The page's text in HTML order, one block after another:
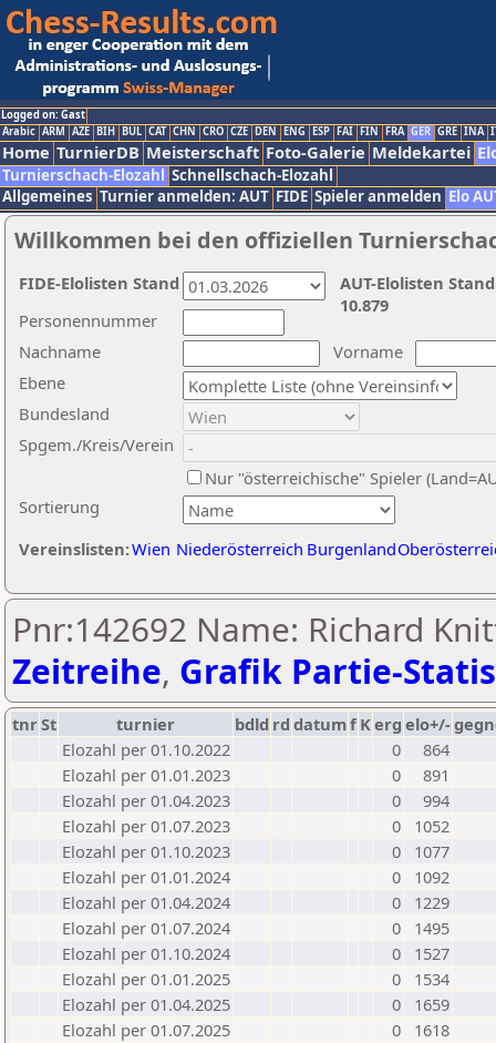
Logged on: Gast
Arabic ARM AZE BIH BUL CAT CHN CRO CZE DEN ENG ESP FAI FIN FRA GER GRE INA
Home TurnierDB Meisterschaft Foto-Galerie Meldekartei
Turnierschach-Elozahl Schnellschach-Elozahl
Allgemeines Turnier anmelden: AUT FIDE Spieler anmelden Elo
Willkommen bei den offiziellen
Nachname
Vorname
Ebene
Sortierung
Personennummer
Bundesland
Spgem./Kreis/Verein
Nur "österreichische" Spieler
Vereinslisten:Wien Niederösterreich Burgenland
AUT-Elolisten
10.879
FIDE-Elolisten Stand
Pnr:142692 Name: Richard
Zeitreihe, Grafik Partie-
tnrSt turnier bdld rd datumf Kerg elo+/-
Elozahl per 01.10.2022
0
864
Elozahl per 01.01.2023
0
891
Elozahl per 01.04.2023
0
994
Elozahl per 01.07.2023
0
1052
Elozahl per 01.10.2023
0
1077
Elozahl per 01.01.2024
0
1092
Elozahl per 01.04.2024
0
1229
Elozahl per 01.07.2024
0
1495
Elozahl per 01.10.2024
0
1527
Elozahl per 01.01.2025
0
1534
Elozahl per 01.04.2025
0
1659
Elozahl per 01.07.2025
0
1618